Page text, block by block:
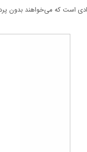
است که می‌خواهند بدون